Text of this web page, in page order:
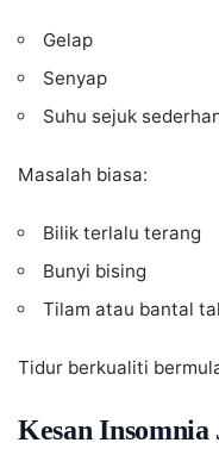
Gelap
Senyap
Suhu sejuk
Masalah biasa:
Bilik terlalu terang
Bunyi bising
Tilam atau bantal
Tidur berkualiti
Kesan